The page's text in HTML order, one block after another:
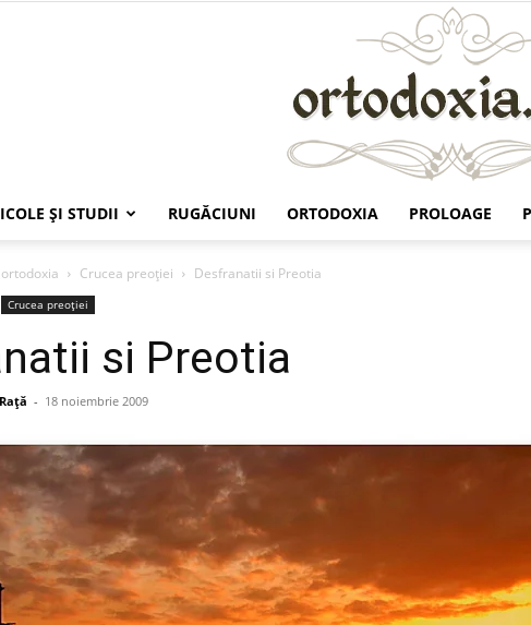
ŞI STUDII RUGĂCIUNI ORTODOXIA PROLOAGE
Crucea preoției Desfranatii si Preotia
Crucea preoției
si Preotia
- 18 noiembrie 2009